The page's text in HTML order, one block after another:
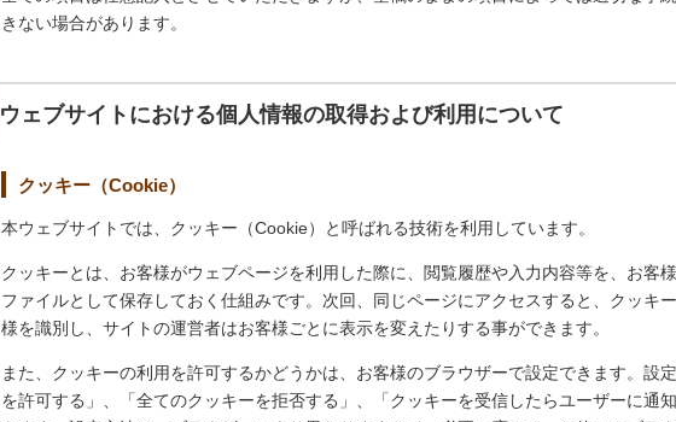
きない場合があります。
ウェブサイトにおける個人情報の取得および利用について
クッキー（Cookie）
本ウェブサイトでは、クッキー（Cookie）と呼ばれる技術を利用しています。
クッキーとは、お客様がウェブページを利用した際に、閲覧履歴や入力内容等を、お客
ファイルとして保存しておく仕組みです。次回、同じページにアクセスすると、クッキ
様を識別し、サイトの運営者はお客様ごとに表示を変えたりする事ができます。
また、クッキーの利用を許可するかどうかは、お客様のブラウザーで設定できます。設
を許可する」、「全てのクッキーを拒否する」、「クッキーを受信したらユーザーに通